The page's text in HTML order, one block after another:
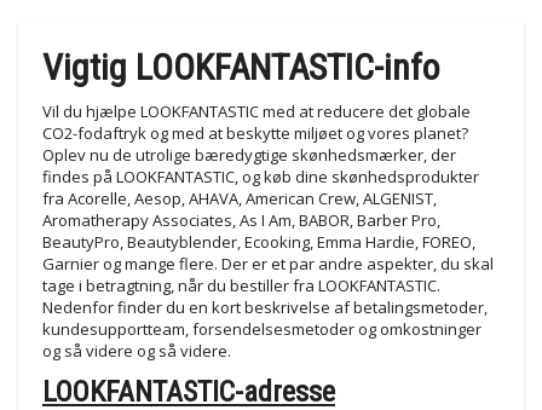
Vigtig LOOKFANTASTIC-info
Vil du hjælpe LOOKFANTASTIC med at reducere det globale
CO2-fodaftryk og med at beskytte miljøet og vores planet?
Oplev nu de utrolige bæredygtige skønhedsmærker, der
findes på LOOKFANTASTIC, og køb dine skønhedsprodukter
fra Acorelle, Aesop, AHAVA, American Crew, ALGENIST,
Aromatherapy Associates, As I Am, BABOR, Barber Pro,
BeautyPro, Beautyblender, Ecooking, Emma Hardie, FOREO,
Garnier og mange flere. Der er et par andre aspekter, du skal
tage i betragtning, når du bestiller fra LOOKFANTASTIC.
Nedenfor finder du en kort beskrivelse af betalingsmetoder,
kundesupportteam, forsendelsesmetoder og omkostninger
og så videre og så videre.
LOOKFANTASTIC-adresse